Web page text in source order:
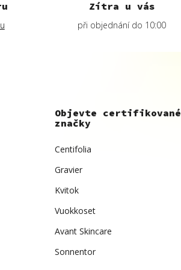
Zítra u vás
při objednání do 10:00
Objevte certifikované
značky
Centifolia
Gravier
Kvitok
Vuokkoset
Avant Skincare
Sonnentor